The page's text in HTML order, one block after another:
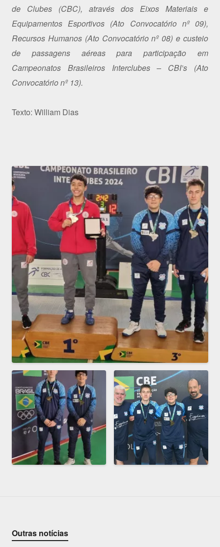
de Clubes (CBC), através dos Eixos Materiais e
Equipamentos Esportivos (Ato Convocatório nº 09),
Recursos Humanos (Ato Convocatório nº 08) e custeio
de passagens aéreas para participação em
Campeonatos Brasileiros Interclubes – CBI’s (Ato
Convocatório nº 13).
Texto: William Dias
Outras notícias